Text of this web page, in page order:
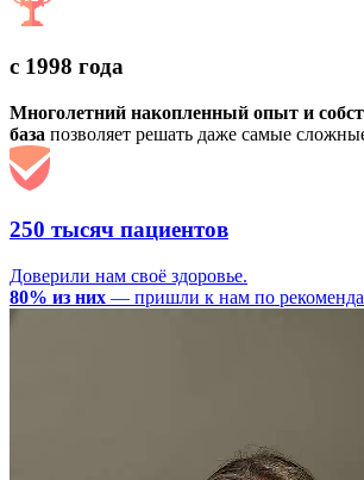
с 1998 года
Многолетний накопленный опыт и
база позволяет решать даже самые
250 тысяч пациентов
Доверили нам своё здоровье.
80% из них — пришли к нам по